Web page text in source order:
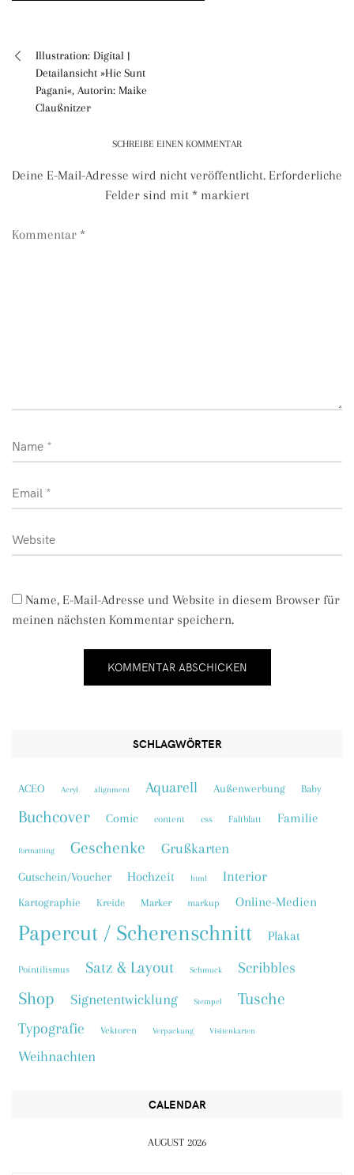
Beitragsnavigation
Illustration: Digital |
Detailansicht »Hic Sunt
Pagani«, Autorin: Maike
Claußnitzer
SCHREIBE EINEN KOMMENTAR
Deine E-Mail-Adresse wird nicht veröffentlicht. Erforderliche
Felder sind mit *markiert
Kommentar *
Name, E-Mail-Adresse und Website in diesem Browser für
meinen nächsten Kommentar speichern.
SCHLAGWÖRTER
ACEO Acryl alignment Aquarell Außenwerbung Baby
Buchcover Comic content css Faltblatt Familie
formatting Geschenke Grußkarten
Gutschein/Voucher Hochzeit html Interior
Kartographie Kreide Marker markup Online-Medien
Papercut / Scherenschnitt Plakat
Pointilismus Satz & Layout Schmuck Scribbles
Shop Signetentwicklung Stempel Tusche
Typografie Vektoren Verpackung Visitenkarten
Weihnachten
CALENDAR
AUGUST 2026